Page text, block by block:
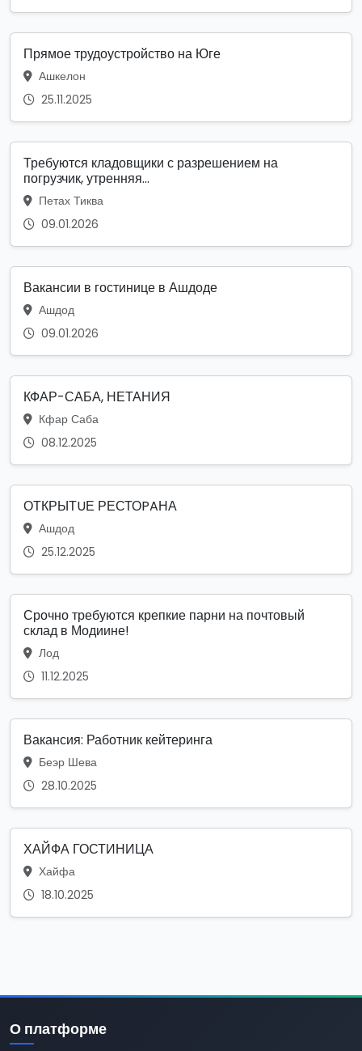
Прямое трудоустройство на Юге
Ашкелон
25.11.2025
Требуются кладовщики с разрешением на
погрузчик, утренняя...
Петах Тиква
09.01.2026
Вакансии в гостинице в Ашдоде
Ашдод
09.01.2026
КФАР-САБА, НЕТАНИЯ
Кфар Саба
08.12.2025
ОТКРЫТUЕ РЕСТОPAНА
Ашдод
25.12.2025
Срочно требуются крепкие парни на почтовый
склад в Модиине!
Лод
11.12.2025
Вакансия: Работник кейтеринга
Беэр Шева
28.10.2025
ХАЙФА ГОСТИНИЦА
Хайфа
18.10.2025
О платформе